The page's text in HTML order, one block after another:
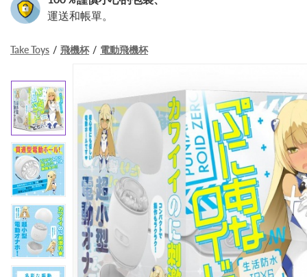
運送和帳單。
Take Toys 飛機杯 電動飛機杯